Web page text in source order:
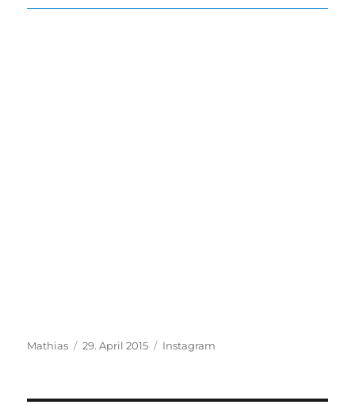
Autor
Mathias
Veröffentlicht
29. April 2015 Kategorien
Instagram